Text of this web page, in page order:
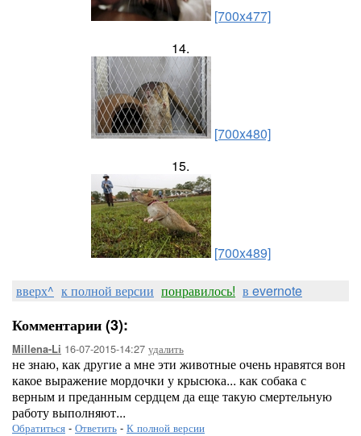
[700x477]
14.
[700x480]
15.
[700x489]
вверх^ к полной версии понравилось! в evernote
Комментарии (3):
Millena-Li 16-07-2015-14:27 удалить
не знаю, как другие а мне эти животные очень нравятся вон
какое выражение мордочки у крысюка... как собака с
верным и преданным сердцем да еще такую смертельную
работу выполняют...
Обратиться - Ответить - К полной версии